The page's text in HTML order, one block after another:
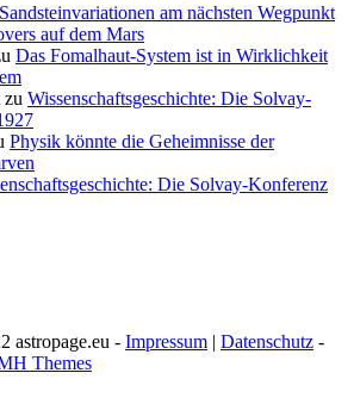
Sandsteinvariationen am nächsten Wegpunkt
auf dem Mars
Das Fomalhaut-System ist in Wirklichkeit
zu Wissenschaftsgeschichte: Die Solvay-
Physik könnte die Geheimnisse der
Die Solvay-Konferenz
astropage.eu - Impressum | Datenschutz -
Themes